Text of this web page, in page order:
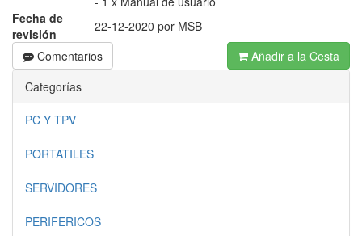
Fecha de
revisión
22-12-2020 por MSB
Comentarios
Añadir a la Cesta
Categorías
PC Y TPV
PORTATILES
SERVIDORES
PERIFERICOS